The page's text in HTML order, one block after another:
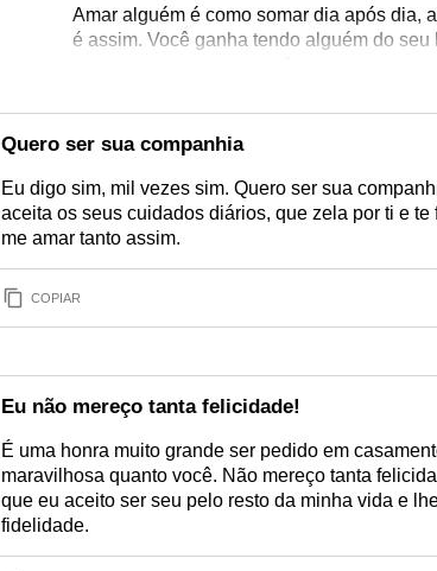
Amar alguém é como somar dia após dia,
é assim. Você ganha tendo alguém do
em ti. Juntar as
Quero ser sua companhia
Eu digo sim, mil vezes sim. Quero ser sua
aceita os seus cuidados diários, que zela por ti e
me amar tanto assim.
COPIAR
Eu não mereço tanta felicidade!
É uma honra muito grande ser pedido em
maravilhosa quanto você. Não mereço tanta
que eu aceito ser seu pelo resto da minha vida e
fidelidade.